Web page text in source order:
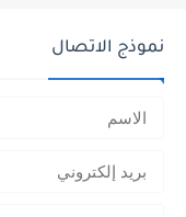
نموذج الاتصال